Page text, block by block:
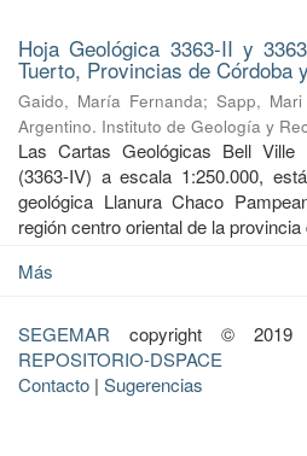
Hoja Geológica 3363-II y
Tuerto, Provincias de Córdoba
Gaido, María Fernanda; Sapp, Mari
Argentino. Instituto de Geología y
Las Cartas Geológicas Bell Ville
(3363-IV) a escala 1:250.000,
geológica Llanura Chaco
región centro oriental de la provincia
Más
SEGEMAR copyright © 2019
REPOSITORIO-DSPACE
Contacto | Sugerencias